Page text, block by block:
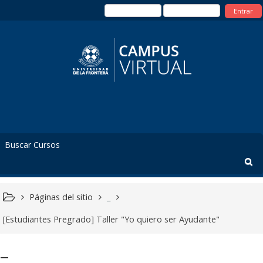
Entrar
Páginas del sitio
[Estudiantes Pregrado] Taller "Yo quiero ser Ayudante"